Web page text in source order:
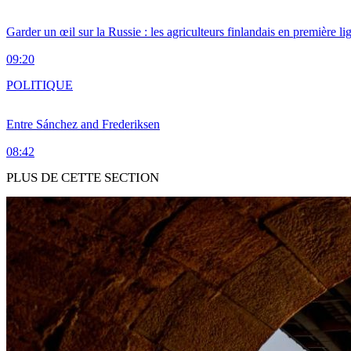
Garder un œil sur la Russie : les agriculteurs finlandais en première
09:20
Entre Sánchez and Frederiksen
08:42
POLITIQUE
PLUS DE CETTE SECTION